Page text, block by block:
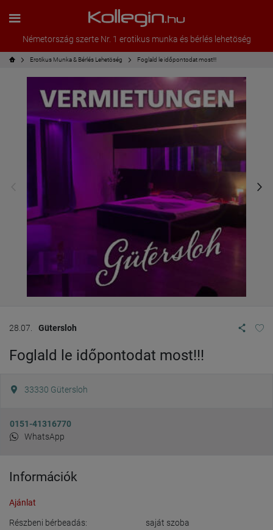
Németország szerte Nr. 1 erotikus munka és bérlés lehetöség
Erotikus Munka & Bérlés Lehetöség Foglald le időpontodat most!!!
28.07. Gütersloh
Foglald le időpontodat most!!!
33330 Gütersloh
0151-41316770
WhatsApp
Információk
Ajánlat
Részbeni bérbeadás:
saját szoba